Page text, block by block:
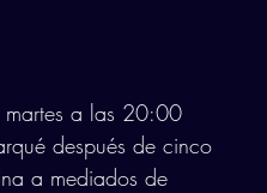
martes a las 20:00
después de cinco
a mediados de